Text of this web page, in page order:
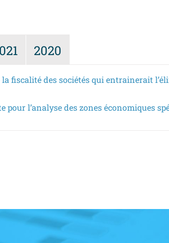
2020
fiscalité des sociétés qui entrainerait
pour l’analyse des zones économiques